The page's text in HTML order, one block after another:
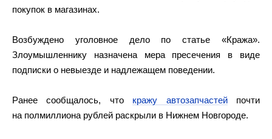
покупок в магазинах.
Возбуждено уголовное дело по статье «Кража».
Злоумышленнику назначена мера пресечения в виде
подписки о невыезде и надлежащем поведении.
Ранее сообщалось, что кражу автозапчастейпочти
на полмиллиона рублей раскрыли в Нижнем Новгороде.